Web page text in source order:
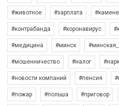
#животное #зарплата
#контрабанда #коронавирус
#медицина #минск
#мошенничество #налог
#новости компаний #пенсия
#пожар #польша #приговор